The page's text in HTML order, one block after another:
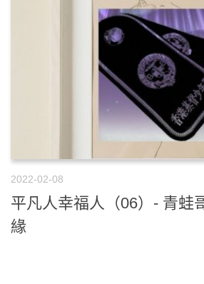
2022-02-08
平凡人幸福人（06）- 青蛙
緣